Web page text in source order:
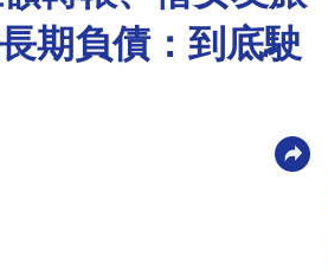
期負債：到底駛